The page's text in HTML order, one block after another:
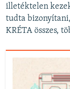
illetéktelen
tudta
KRÉTA összes,